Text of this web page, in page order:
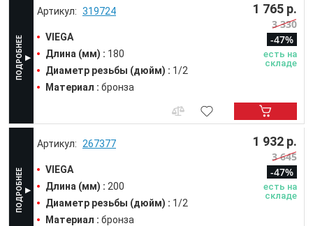
319724
VIEGA
Длина (мм) : 180
Диаметр резьбы (дюйм) : 1/2
Материал : бронза
1 765 р.
3 330
-47%
есть на
складе
267377
VIEGA
Длина (мм) : 200
Диаметр резьбы (дюйм) : 1/2
Материал : бронза
1 932 р.
3 645
-47%
есть на
складе